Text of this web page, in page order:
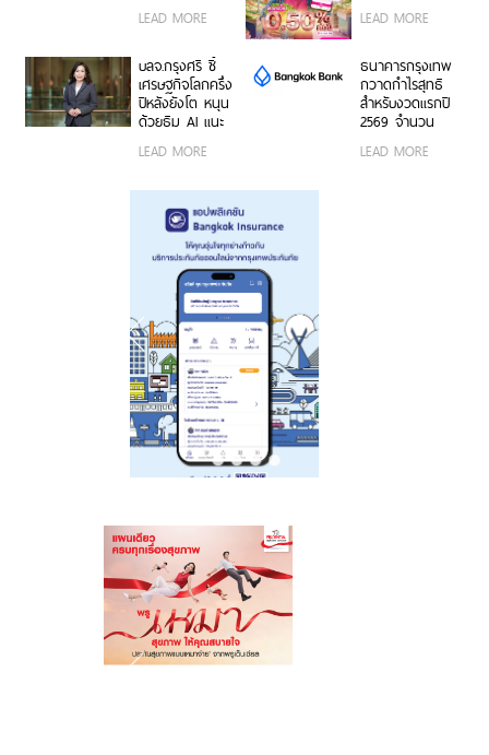
เฟดคงดอกเบี้ย
LEAD MORE เปลี่ยนยอดขาย
อัตโนมัติ
LEAD MORE
บลจ.กรุงศรี ชี้
เศรษฐกิจโลกครึ่ง
ปีหลังยังโต หนุน
ด้วยธีม AI แนะ
หุ้นเชิงรับเพิ่ม
LEAD MORE
ธนาคารกรุงเทพ
กวาดกำไรสุทธิ
สำหรับงวดแรกปี
2569 จำนวน
LEAD MORE